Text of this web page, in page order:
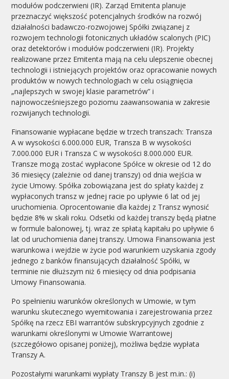
modułów podczerwieni (IR). Zarząd Emitenta planuje
przeznaczyć większość potencjalnych środków na rozwój
działalności badawczo-rozwojowej Spółki związanej z
rozwojem technologii fotonicznych układów scalonych (PIC)
oraz detektorów i modułów podczerwieni (IR). Projekty
realizowane przez Emitenta mają na celu ulepszenie obecnej
technologii i istniejących projektów oraz opracowanie nowych
produktów w nowych technologiach w celu osiągnięcia
„najlepszych w swojej klasie parametrów” i
najnowocześniejszego poziomu zaawansowania w zakresie
rozwijanych technologii.
Finansowanie wypłacane będzie w trzech transzach: Transza
A w wysokości 6.000.000 EUR, Transza B w wysokości
7.000.000 EUR i Transza C w wysokości 8.000.000 EUR.
Transze mogą zostać wypłacone Spółce w okresie od 12 do
36 miesięcy (zależnie od danej transzy) od dnia wejścia w
życie Umowy. Spółka zobowiązana jest do spłaty każdej z
wypłaconych transz w jednej racie po upływie 6 lat od jej
uruchomienia. Oprocentowanie dla każdej z Transz wynosić
będzie 8% w skali roku. Odsetki od każdej transzy będą płatne
w formule balonowej, tj. wraz ze spłatą kapitału po upływie 6
lat od uruchomienia danej transzy. Umowa Finansowania jest
warunkowa i wejdzie w życie pod warunkiem uzyskania zgody
jednego z banków finansujących działalność Spółki, w
terminie nie dłuższym niż 6 miesięcy od dnia podpisania
Umowy Finansowania.
Po spełnieniu warunków określonych w Umowie, w tym
warunku skutecznego wyemitowania i zarejestrowania przez
Spółkę na rzecz EBI warrantów subskrypcyjnych zgodnie z
warunkami określonymi w Umowie Warrantowej
(szczegółowo opisanej poniżej), możliwa będzie wypłata
Transzy A.
Pozostałymi warunkami wypłaty Transzy B jest m.in.: (i)